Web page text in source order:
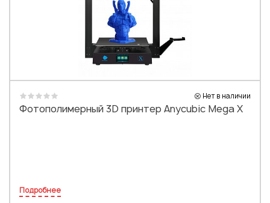
Нет в наличии
Фотополимерный 3D принтер Anycubic Mega X
Подробнее